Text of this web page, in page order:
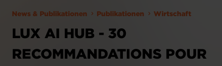
News & Publikationen Publikationen Wirtschaft
LUX AI HUB - 30
RECOMMANDATIONS POUR